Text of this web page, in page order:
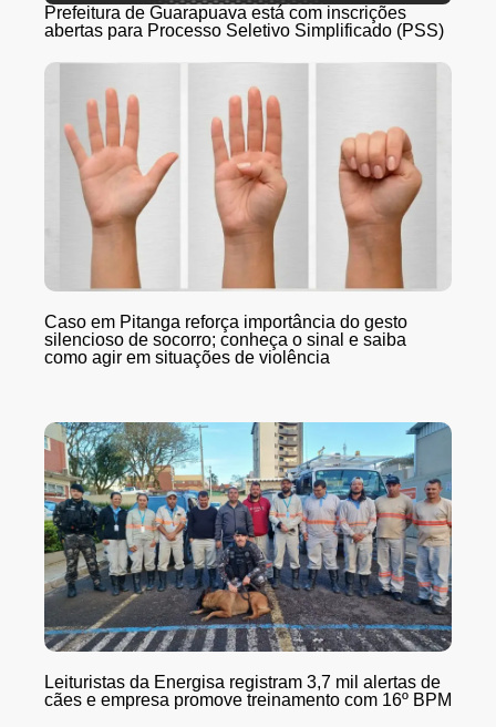
Prefeitura de Guarapuava está com inscrições
abertas para Processo Seletivo Simplificado (PSS)
Caso em Pitanga reforça importância do gesto
silencioso de socorro; conheça o sinal e saiba
como agir em situações de violência
Leituristas da Energisa registram 3,7 mil alertas de
cães e empresa promove treinamento com 16º BPM